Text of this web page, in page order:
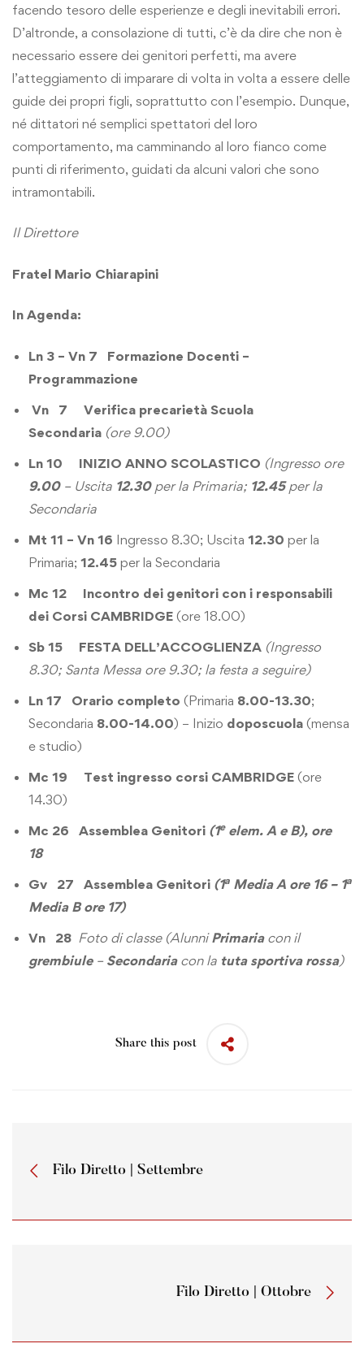
facendo tesoro delle esperienze e degli inevitabili errori.
D’altronde, a consolazione di tutti, c’è da dire che non è
necessario essere dei genitori perfetti, ma avere
l’atteggiamento di imparare di volta in volta a essere delle
guide dei propri figli, soprattutto con l’esempio. Dunque,
né dittatori né semplici spettatori del loro
comportamento, ma camminando al loro fianco come
punti di riferimento, guidati da alcuni valori che sono
intramontabili.
Il Direttore
Fratel Mario Chiarapini
In Agenda:
Ln 3 – Vn 7
Formazione Docenti –
Programmazione
Vn 7 Verifica precarietà Scuola
Secondaria (ore 9.00)
Ln 10 INIZIO ANNO SCOLASTICO (Ingresso ore
9.00– Uscita 12.30per la Primaria; 12.45per la
Secondaria
Mt 11 – Vn 16 Ingresso 8.30; Uscita 12.30 per la
Primaria; 12.45 per la Secondaria
Mc 12 Incontro dei genitori con i responsabili
dei Corsi CAMBRIDGE (ore 18.00)
Sb 15 FESTA DELL’ACCOGLIENZA (Ingresso
8.30; Santa Messa ore 9.30; la festa a seguire)
Ln 17 Orario completo (Primaria 8.00-13.30;
Secondaria 8.00-14.00) – Inizio doposcuola (mensa
e studio)
Mc 19 Test ingresso corsi CAMBRIDGE (ore
14.30)
Mc 26 Assemblea Genitori (1eelem. A e B), ore
18
Gv 27 Assemblea Genitori (1a Media A ore 16 – 1a
Media B ore 17)
Vn 28 Foto di classe (AlunniPrimariacon il
grembiule– Secondaria con la tuta sportiva rossa)
Share this post
Filo Diretto | Settembre
Filo Diretto | Ottobre